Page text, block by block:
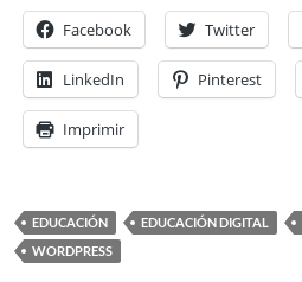
Facebook Twitter
LinkedIn Pinterest
Imprimir
EDUCACIÓN EDUCACIÓN DIGITAL
WORDPRESS